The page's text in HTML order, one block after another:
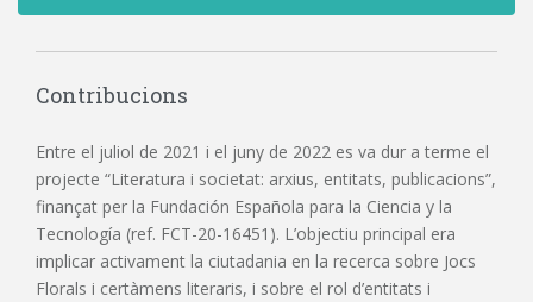
Contribucions
Entre el juliol de 2021 i el juny de 2022 es va dur a terme el
projecte “Literatura i societat: arxius, entitats, publicacions”,
finançat per la Fundación Española para la Ciencia y la
Tecnología (ref. FCT-20-16451). L’objectiu principal era
implicar activament la ciutadania en la recerca sobre Jocs
Florals i certàmens literaris, i sobre el rol d’entitats i